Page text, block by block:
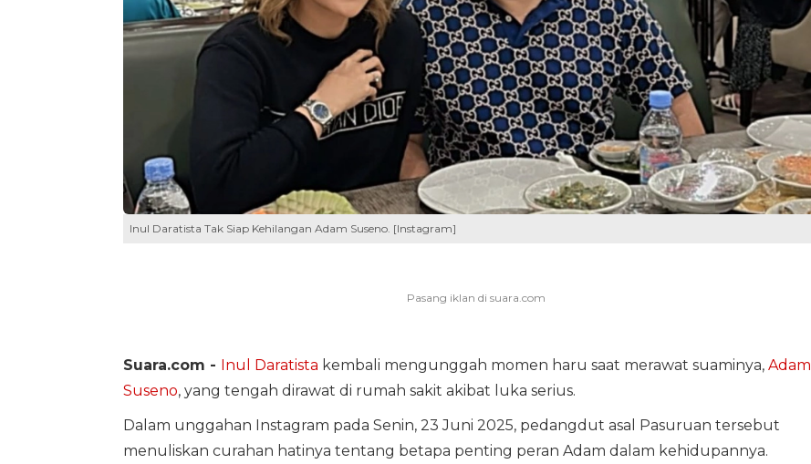
Inul Daratista Tak Siap Kehilangan Adam Suseno. [Instagram]
Suara.com - Inul Daratista kembali mengunggah momen haru saat merawat suaminya, Adam
Suseno, yang tengah dirawat di rumah sakit akibat luka serius.
Dalam unggahan Instagram pada Senin, 23 Juni 2025, pedangdut asal Pasuruan tersebut
menuliskan curahan hatinya tentang betapa penting peran Adam dalam kehidupannya.